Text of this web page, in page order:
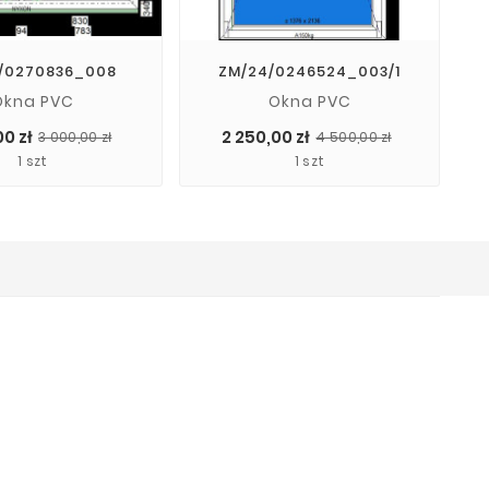
0270836_008
PVC
zł 3 000,00 zł
1 szt
ZM/24/0246524_003/1
Okna PVC
2 250,00 zł 4 500,00 zł
1 szt